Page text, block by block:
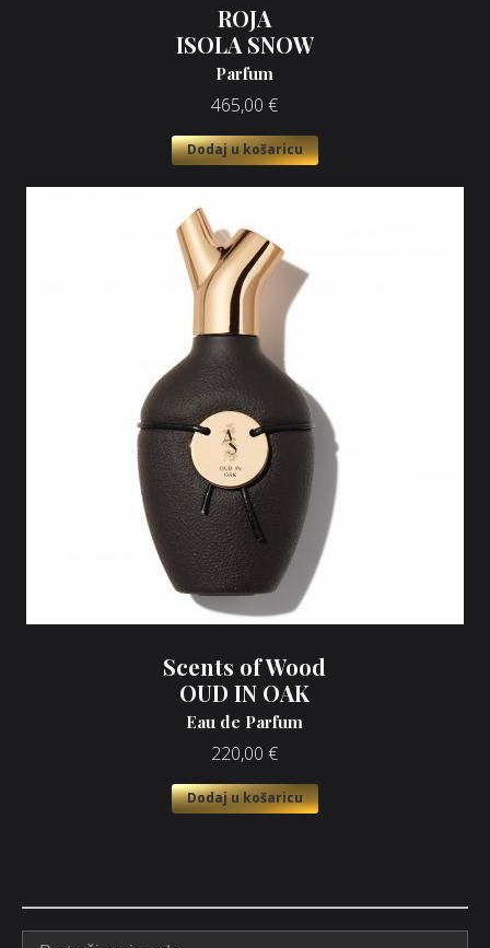
ROJA
ISOLA SNOW
Parfum
465,00 €
Dodaj u košaricu
Scents of Wood
OUD IN OAK
Eau de Parfum
220,00 €
Dodaj u košaricu